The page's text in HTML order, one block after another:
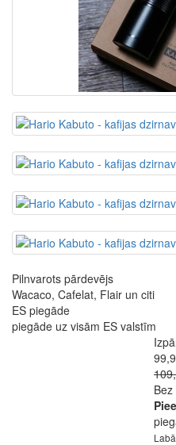
Pilnvarots pārdevējs
Wacaco, Cafelat, Flair un citi
ES piegāde
piegāde uz visām ES valstīm